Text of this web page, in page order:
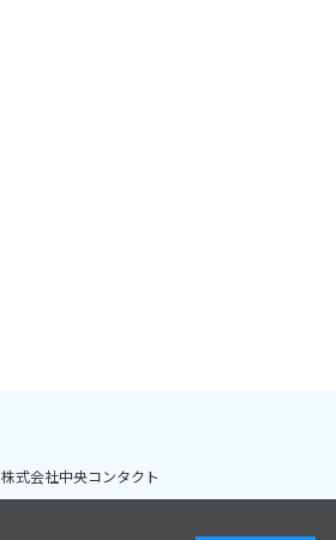
株式会社中央コンタクト